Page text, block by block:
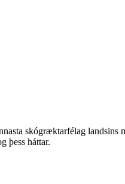
skógræktarfélag landsins
þess háttar.